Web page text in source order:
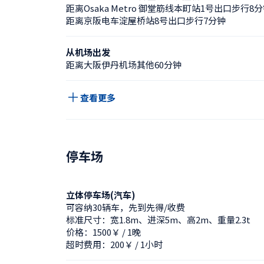
距离Osaka Metro 御堂筋线本町站1号出口步行8
距离京阪电车淀屋桥站8号出口步行7分钟
从机场出发
距离大阪伊丹机场其他60分钟
查看更多
停车场
立体停车场(汽车)
可容纳30辆车，先到先得/收费
标准尺寸：宽1.8m、进深5m、高2m、重量2.3t
价格：1500￥ / 1晚
超时费用：200￥ / 1小时